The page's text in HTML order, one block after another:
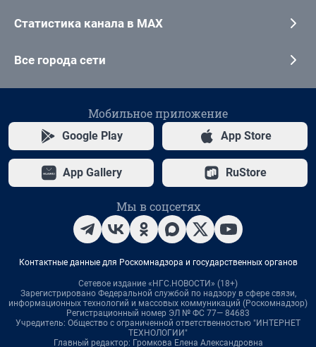
Статистика канала в MAX
Все города сети
Мобильное приложение
Google Play App Store
App Gallery RuStore
Мы в соцсетях
Контактные данные для Роскомнадзора и государственных органов
Сетевое издание «НГС.НОВОСТИ» (18+)
Зарегистрировано Федеральной службой по надзору в сфере связи,
информационных технологий и массовых коммуникаций (Роскомнадзор)
Регистрационный номер ЭЛ № ФС 77— 84683
Учредитель: Общество с ограниченной ответственностью "ИНТЕРНЕТ
ТЕХНОЛОГИИ"
Главный редактор: Громкова Елена Александровна